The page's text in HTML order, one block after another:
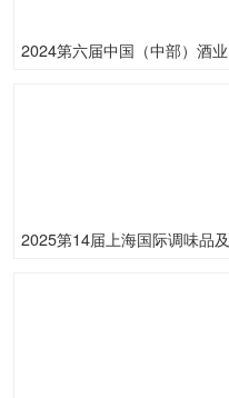
2024第六届中国（中部）酒业
2025第14届上海国际调味品及